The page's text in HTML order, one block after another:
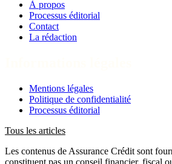
À propos
Processus éditorial
Contact
La rédaction
Mentions légales
Politique de confidentialité
Processus éditorial
Tous les articles
Les contenus de Assurance Crédit sont
constituent pas un conseil financier, fiscal